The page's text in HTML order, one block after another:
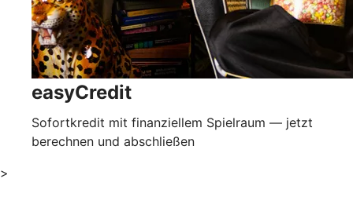
easyCredit
Sofortkredit mit finanziellem Spielraum — jetzt
berechnen und abschließen
>